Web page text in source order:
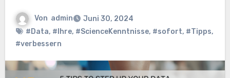
Von admin
Juni 30, 2024
#Data, #Ihre, #ScienceKenntnisse, #sofort, #Tipps,
#verbessern